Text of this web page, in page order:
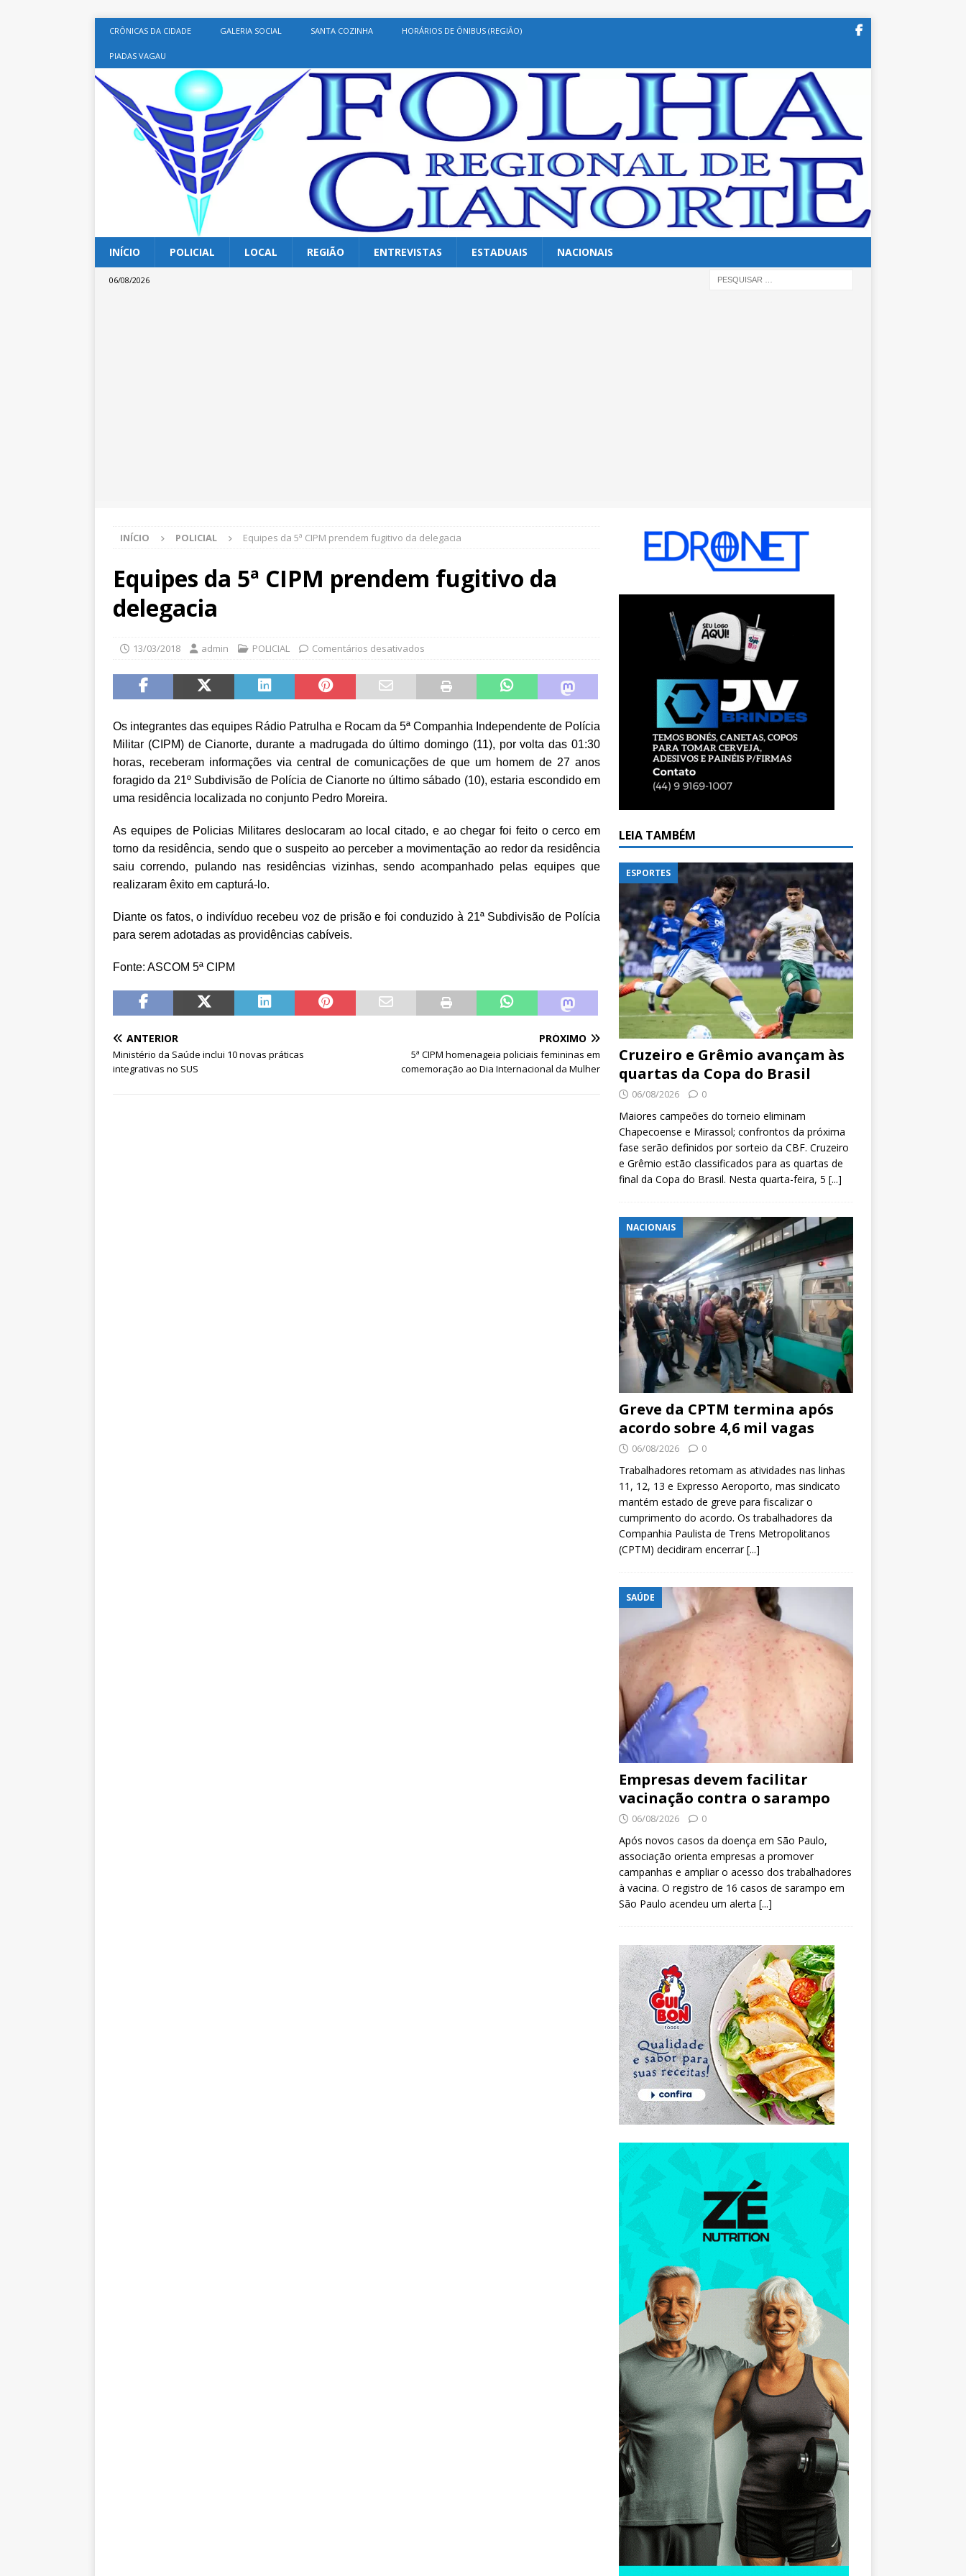
CRÔNICAS DA CIDADE GALERIA SOCIAL SANTA COZINHA HORÁRIOS DE ÔNIBUS (REGIÃO)
PIADAS VAGAU
INÍCIO POLICIAL LOCAL REGIÃO ENTREVISTAS ESTADUAIS NACIONAIS
06/08/2026
INÍCIO POLICIAL Equipes da 5ª CIPM prendem fugitivo da delegacia
Equipes da 5ª CIPM prendem fugitivo da
delegacia
13/03/2018 admin POLICIAL Comentários desativados
Os integrantes das equipes Rádio Patrulha e Rocam da 5ª Companhia Independente de Polícia
Militar (CIPM) de Cianorte, durante a madrugada do último domingo (11), por volta das 01:30
horas, receberam informações via central de comunicações de que um homem de 27 anos
foragido da 21º Subdivisão de Polícia de Cianorte no último sábado (10), estaria escondido em
uma residência localizada no conjunto Pedro Moreira.
As equipes de Policias Militares deslocaram ao local citado, e ao chegar foi feito o cerco em
torno da residência, sendo que o suspeito ao perceber a movimentação ao redor da residência
saiu correndo, pulando nas residências vizinhas, sendo acompanhado pelas equipes que
realizaram êxito em capturá-lo.
Diante os fatos, o indivíduo recebeu voz de prisão e foi conduzido à 21ª Subdivisão de Polícia
para serem adotadas as providências cabíveis.
Fonte: ASCOM 5ª CIPM
ANTERIOR
Ministério da Saúde inclui 10 novas práticas
integrativas no SUS
PRÓXIMO
5ª CIPM homenageia policiais femininas em
comemoração ao Dia Internacional da Mulher
LEIA TAMBÉM
ESPORTES
Cruzeiro e Grêmio avançam às
quartas da Copa do Brasil
06/08/2026 0
Maiores campeões do torneio eliminam
Chapecoense e Mirassol; confrontos da próxima
fase serão definidos por sorteio da CBF. Cruzeiro
e Grêmio estão classificados para as quartas de
final da Copa do Brasil. Nesta quarta-feira, 5 [...]
NACIONAIS
Greve da CPTM termina após
acordo sobre 4,6 mil vagas
06/08/2026 0
Trabalhadores retomam as atividades nas linhas
11, 12, 13 e Expresso Aeroporto, mas sindicato
mantém estado de greve para fiscalizar o
cumprimento do acordo. Os trabalhadores da
Companhia Paulista de Trens Metropolitanos
(CPTM) decidiram encerrar[...]
SAÚDE
Empresas devem facilitar
vacinação contra o sarampo
06/08/2026 0
Após novos casos da doença em São Paulo,
associação orienta empresas a promover
campanhas e ampliar o acesso dos trabalhadores
à vacina. O registro de 16 casos de sarampo em
São Paulo acendeu um alerta [...]